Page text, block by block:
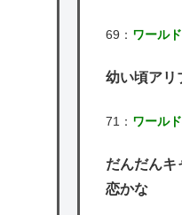
69： ワール
幼い頃アリ
71： ワール
だんだんキ
恋かな